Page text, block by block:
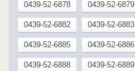
0439-52-6878 0439-52-6879
0439-52-6882 0439-52-6883
0439-52-6885 0439-52-6886
0439-52-6888 0439-52-6889